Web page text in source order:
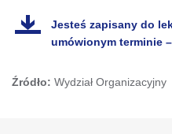
Jesteś zapisany do
umówionym terminie
Źródło: Wydział Organizacyjny